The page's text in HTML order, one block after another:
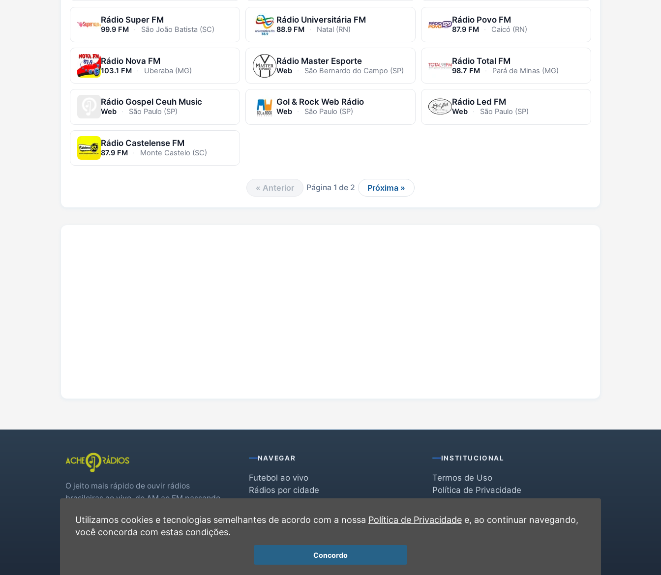
Rádio Super FM
99.9 FM · São João Batista (SC)
Rádio Universitária FM
88.9 FM · Natal (RN)
Rádio Povo FM
87.9 FM · Caicó (RN)
Rádio Nova FM
103.1 FM · Uberaba (MG)
Rádio Master Esporte
Web · São Bernardo do Campo (SP)
Rádio Total FM
98.7 FM · Pará de Minas (MG)
Rádio Gospel Ceuh Music
Web · São Paulo (SP)
Gol & Rock Web Rádio
Web · São Paulo (SP)
Rádio Led FM
Web · São Paulo (SP)
Rádio Castelense FM
87.9 FM · Monte Castelo (SC)
« Anterior Página 1 de 2 Próxima »
O jeito mais rápido de ouvir rádios
brasileiras ao vivo, do AM ao FM passando
real.
NAVEGAR
Futebol ao vivo
Rádios por cidade
Favoritas
Recentes
INSTITUCIONAL
Termos de Uso
Política de Privacidade
Contato
Utilizamos cookies e tecnologias semelhantes de acordo com a nossa Política de Privacidadee, ao continuar navegando,
você concorda com estas condições.
Concordo